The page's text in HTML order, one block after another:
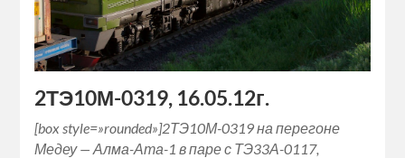
2ТЭ10М-0319, 16.05.12г.
[box style=»rounded»]2ТЭ10М-0319 на перегоне
Медеу — Алма-Ата-1 в паре с ТЭ33А-0117,